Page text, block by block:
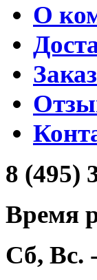
О
8 (495)
Время
Сб, Вс.